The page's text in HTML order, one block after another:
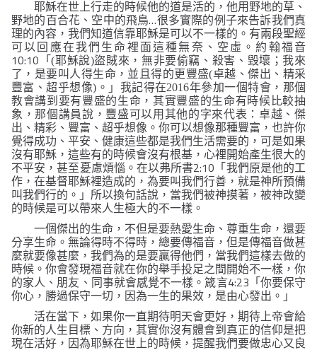
耶穌在世上行走的時候他的道是活的，他用野地的草、
野地的百合花、空中的飛鳥…很多實際的例子來告訴我們真
理的內容，我們知道信靠耶穌是可以不一樣的。有兩段聖經
可以回應在我們生命裡面這種無奈、空虛。約翰福音
10:10 「(耶穌說)盜賊來，無非要偷竊、殺害、毀壞；我來
了，是要叫人得生命，並且得的更豐盛(卓越、傑出、精采
豐富、超乎想像)。」 我記得在2016年參加一個特會，那個
教會講到要有豐盛的生命，其實豐盛的生命有時候比較抽
象，那個講員說，豐盛可以用其他的字來代表：卓越、傑
出、精彩、豐富、超乎想像。你可以想像那種豐富， 也許你
覺得成功、平安、健康這些都是我們生活需要的，可是如果
沒有耶穌，這些有的時候會沒有根基，心裡開始產生很大的
不平安，甚至憂慮煩惱。在以弗所書2:10 「我們原是他的工
作，在基督耶穌裡造成的，為要叫我們行善，就是神所預備
叫我們行的。」 所以換句話說，當我們被神摸著，被神改變
的時候是可以帶來人生極大的不一樣。
一個傑出的生命，不但是要熱愛生命、尊重生命，還要
分享生命。無論得時不得時，總要傳福音，但是傳福音做甚
麼就要像甚麼，我們為的是要贏得他們，當我們這樣去做的
時候。你會發現福音就在你的舉手投足之間開始不一樣，你
的家人、朋友、同事就會感覺不一樣。箴言4:23 「你要保守
你心，勝過保守一切，因為一生的果效，是由心發出。」
活在當下，如果你一直期待明天會更好，期待上帝會給
你新的人生目標、方向，其實你沒有體會到真正的信仰是把
現在活好，因為耶穌在世上的時候，提醒我們要做忠心又良